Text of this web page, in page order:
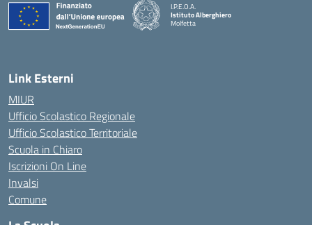
I.P.E.O.A.
Istituto Alberghiero
Molfetta
Link Esterni
MIUR
Ufficio Scolastico Regionale
Ufficio Scolastico Territoriale
Scuola in Chiaro
Iscrizioni On Line
Invalsi
Comune